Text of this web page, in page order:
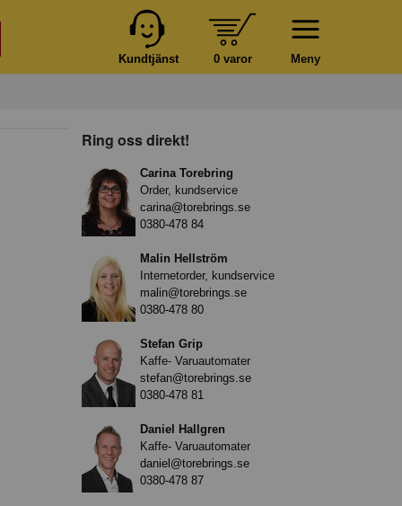
Meny
0 varor
Kundtjänst
Ring oss direkt!
Carina Torebring
Order, kundservice
carina@torebrings.se
0380-478 84
Malin Hellström
Internetorder, kundservice
malin@torebrings.se
0380-478 80
Stefan Grip
Kaffe- Varuautomater
stefan@torebrings.se
0380-478 81
Daniel Hallgren
Kaffe- Varuautomater
daniel@torebrings.se
0380-478 87